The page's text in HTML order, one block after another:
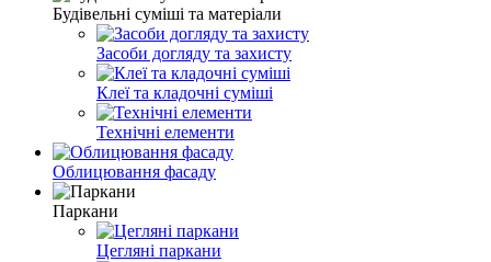
Будівельні суміші та матеріали
Засоби догляду та захисту
Клеї та кладочні суміші
Технічні елементи
Облицювання фасаду
Паркани
Цегляні паркани